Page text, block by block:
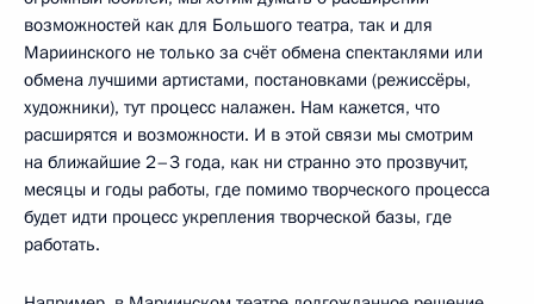
возможностей как для Большого театра, так и для
Мариинского не только за счёт обмена спектаклями или
обмена лучшими артистами, постановками (режиссёры,
художники), тут процесс налажен. Нам кажется, что
расширятся и возможности. И в этой связи мы смотрим
на ближайшие 2–3 года, как ни странно это прозвучит,
месяцы и годы работы, где помимо творческого процесса
будет идти процесс укрепления творческой базы, где
работать.